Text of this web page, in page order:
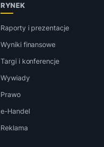
RYNEK
Raporty i prezentacje
Wyniki finansowe
Targi i konferencje
Wywiady
Prawo
e-Handel
Reklama